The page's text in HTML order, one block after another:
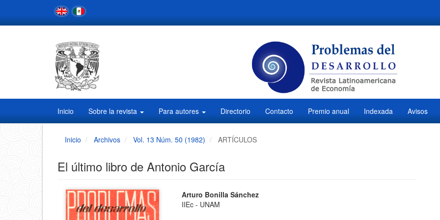
Contenido
Inicio Sobre la revista Para autores Directorio Contacto Premio anual Indexada Avisos
Inicio Archivos Vol. 13 Núm. 50 (1982) ARTÍCULOS
El último libro de Antonio García
Barra
Contenido
Arturo Bonilla Sánchez
IIEc - UNAM